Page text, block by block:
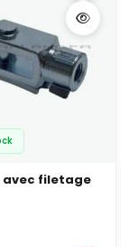
avec filetage